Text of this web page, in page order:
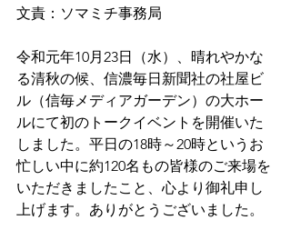
文責：ソマミチ事務局
令和元年10月23日（水）、晴れやかな
る清秋の候、信濃毎日新聞社の社屋ビ
ル（信毎メディアガーデン）の大ホー
ルにて初のトークイベントを開催いた
しました。平日の18時～20時というお
忙しい中に約120名もの皆様のご来場を
いただきましたこと、心より御礼申し
上げます。ありがとうございました。